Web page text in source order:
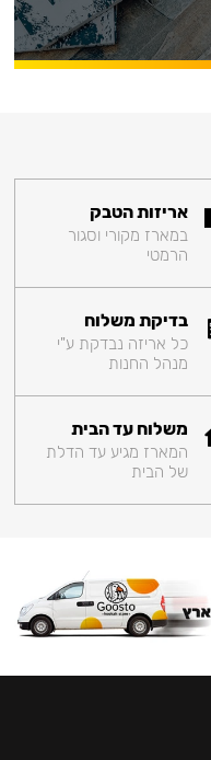
אריזות הטבק
במארז מקורי וסגור
הרמטי
בדיקת משלוח
כל אריזה נבדקת ע"י
מנהל החנות
משלוח עד הבית
המארז מגיע עד הדלת
של הבית